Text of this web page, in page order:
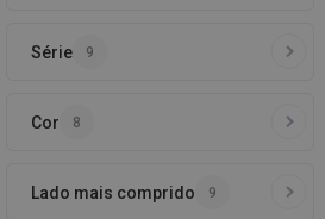
Série 9
Cor 8
Lado mais comprido 9